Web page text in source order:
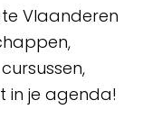
Vlaanderen
in je agenda!